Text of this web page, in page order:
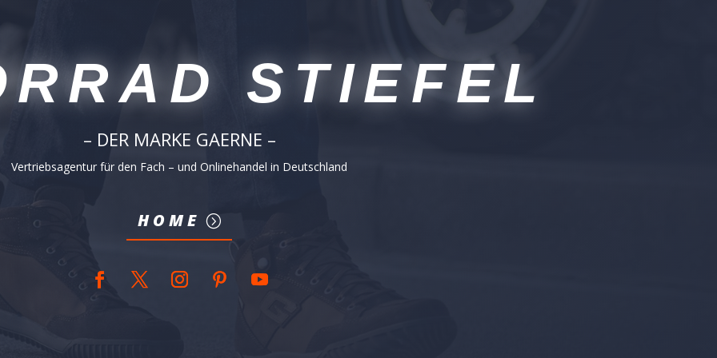
STIEFEL
– DER MARKE GAERNE –
Vertriebsagentur für den Fach – und Onlinehandel in Deutschland
HOME